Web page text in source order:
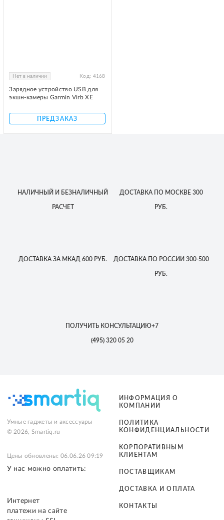
Нет в наличии Код: 4168
Зарядное устройство USB для
экшн-камеры Garmin Virb XE
ПРЕДЗАКАЗ
НАЛИЧНЫЙ И БЕЗНАЛИЧНЫЙ
РАСЧЕТ
ДОСТАВКАПО МОСКВЕ 300
РУБ.
ДОСТАВКА ЗА МКАД 600 РУБ. ДОСТАВКАПО РОССИИ 300-500
РУБ.
ПОЛУЧИТЬ КОНСУЛЬТАЦИЮ+7
(495)320 05 20
Умные гаджеты и аксессуары
© 2026, Smartiq.ru
Цены обновлены: 06.06.26 09:19
У нас можно оплатить:
Интернет
платежи на сайте
ИНФОРМАЦИЯ О
КОМПАНИИ
ПОЛИТИКА
КОНФИДЕНЦИАЛЬНОСТИ
КОРПОРАТИВНЫМ
КЛИЕНТАМ
ПОСТАВЩИКАМ
ДОСТАВКА И ОПЛАТА
КОНТАКТЫ